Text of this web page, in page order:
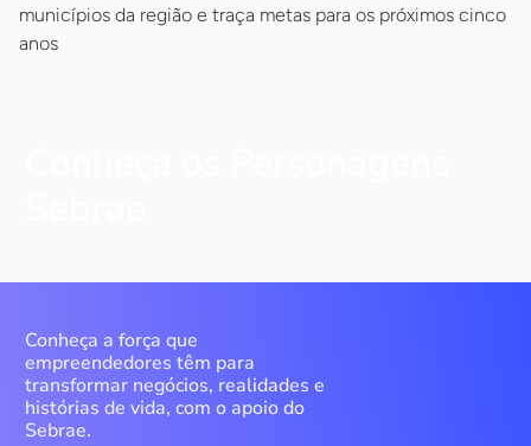
municípios da região e traça metas para os próximos cinco
anos
Conheça a força que
empreendedores têm para
transformar negócios, realidades e
histórias de vida, com o apoio do
Sebrae.